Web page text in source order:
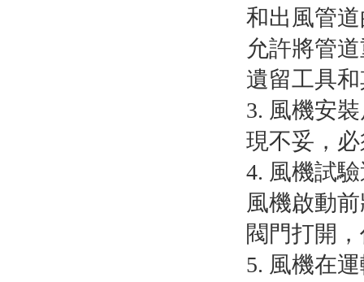
和出風管
允許將管
遺留工具
3. 風機安
現不妥，
4. 風機試
風機啟動
閥門打開
5. 風機在